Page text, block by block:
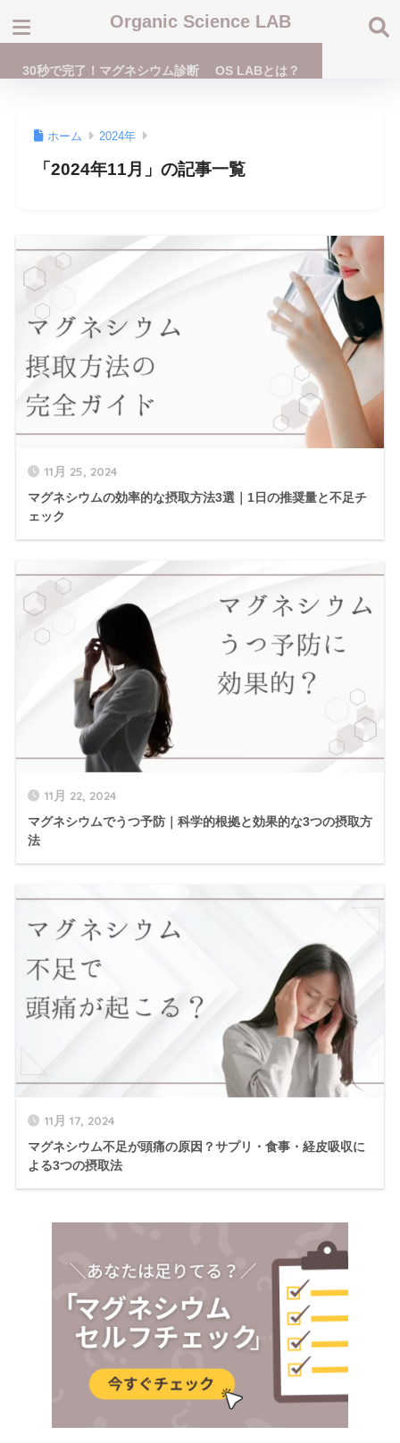
Organic Science LAB
30秒で完了！マグネシウム診断 OS LABとは？
ホーム 2024年
「2024年11月」の記事一覧
11月 25, 2024
マグネシウムの効率的な摂取方法3選｜1日の推奨量と不足チ
ェック
11月 22, 2024
マグネシウムでうつ予防｜科学的根拠と効果的な3つの摂取方
法
11月 17, 2024
マグネシウム不足が頭痛の原因？サプリ・食事・経皮吸収に
よる3つの摂取法